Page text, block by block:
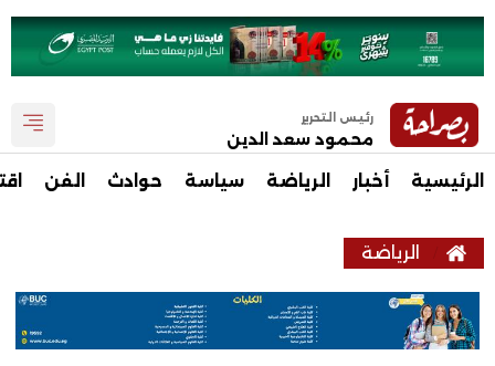
رئيس التحرير
محمود سعد الدين
الرئيسية أخبار الرياضة سياسة حوادث الفن
الرياضة